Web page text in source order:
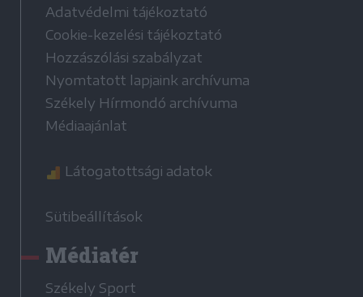
Adatvédelmi tájékoztató
Cookie-kezelési tájékoztató
Hozzászólási szabályzat
Nyomtatott lapjaink archívuma
Székely Hírmondó archívuma
Médiaajánlat
Látogatottsági adatok
Sütibeállítások
Médiatér
Székely Sport